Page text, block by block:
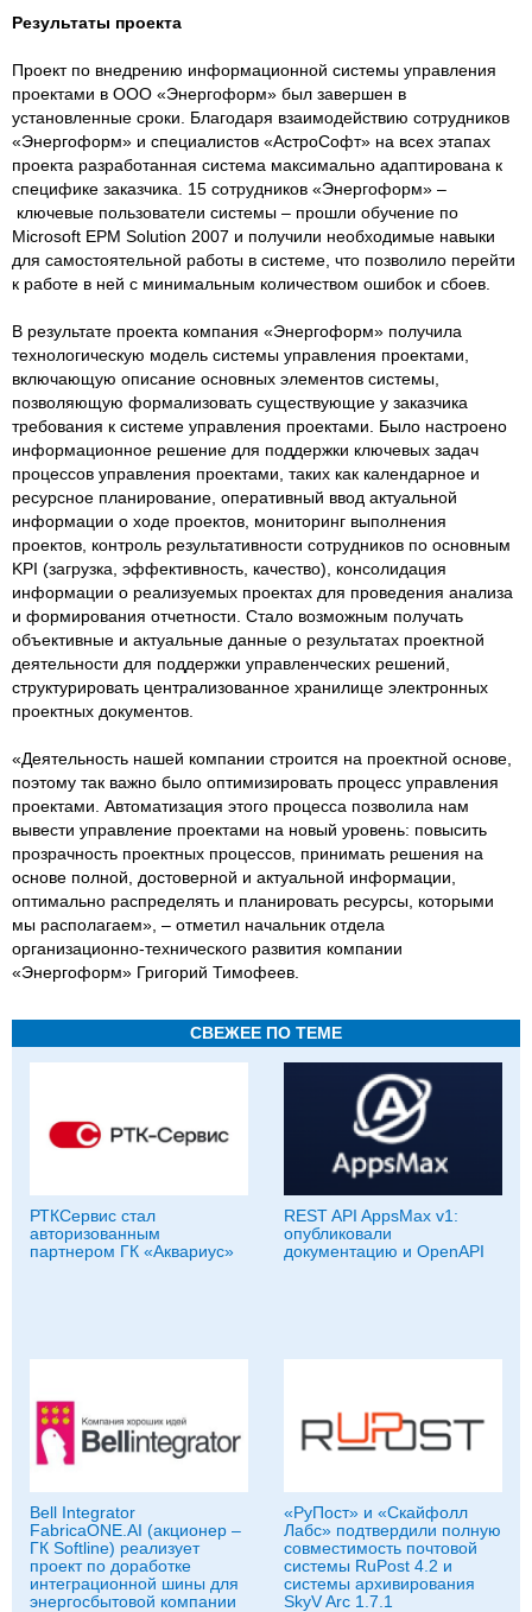
Результаты проекта
Проект по внедрению информационной системы управления
проектами в ООО «Энергоформ» был завершен в
установленные сроки. Благодаря взаимодействию сотрудников
«Энергоформ» и специалистов «АстроСофт» на всех этапах
проекта разработанная система максимально адаптирована к
специфике заказчика. 15 сотрудников «Энергоформ» –
ключевые пользователи системы – прошли обучение по
Microsoft EPM Solution 2007 и получили необходимые навыки
для самостоятельной работы в системе, что позволило перейти
к работе в ней с минимальным количеством ошибок и сбоев.
В результате проекта компания «Энергоформ» получила
технологическую модель системы управления проектами,
включающую описание основных элементов системы,
позволяющую формализовать существующие у заказчика
требования к системе управления проектами. Было настроено
информационное решение для поддержки ключевых задач
процессов управления проектами, таких как календарное и
ресурсное планирование, оперативный ввод актуальной
информации о ходе проектов, мониторинг выполнения
проектов, контроль результативности сотрудников по основным
KPI (загрузка, эффективность, качество), консолидация
информации о реализуемых проектах для проведения анализа
и формирования отчетности. Стало возможным получать
объективные и актуальные данные о результатах проектной
деятельности для поддержки управленческих решений,
структурировать централизованное хранилище электронных
проектных документов.
«Деятельность нашей компании строится на проектной основе,
поэтому так важно было оптимизировать процесс управления
проектами. Автоматизация этого процесса позволила нам
вывести управление проектами на новый уровень: повысить
прозрачность проектных процессов, принимать решения на
основе полной, достоверной и актуальной информации,
оптимально распределять и планировать ресурсы, которыми
мы располагаем», – отметил начальник отдела
организационно-технического развития компании
«Энергоформ» Григорий Тимофеев.
СВЕЖЕЕ ПО ТЕМЕ
РТКСервис стал
авторизованным
партнером ГК «Аквариус»
REST API AppsMax v1:
опубликовали
документацию и OpenAPI
Bell Integrator
FabricaONE.AI (акционер –
ГК Softline) реализует
проект по доработке
интеграционной шины для
энергосбытовой компании
«РуПост» и «Скайфолл
Лабс» подтвердили полную
совместимость почтовой
системы RuPost 4.2 и
системы архивирования
SkyV Arc 1.7.1